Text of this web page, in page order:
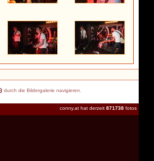
durch die Bildergalerie navigieren.
conny.at hat derzeit 871738 fotos